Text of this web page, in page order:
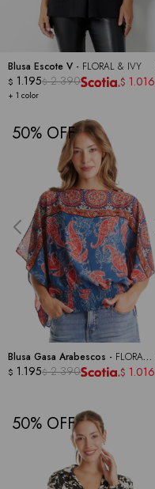
Blusa Escote V - FLORAL & IVY
+ 1 color
$ 1.195$ 2.390 $ 1.016
50
Blusa Gasa Arabescos - FLORAL
& IVY
$ 1.195$ 2.390 $ 1.016
50